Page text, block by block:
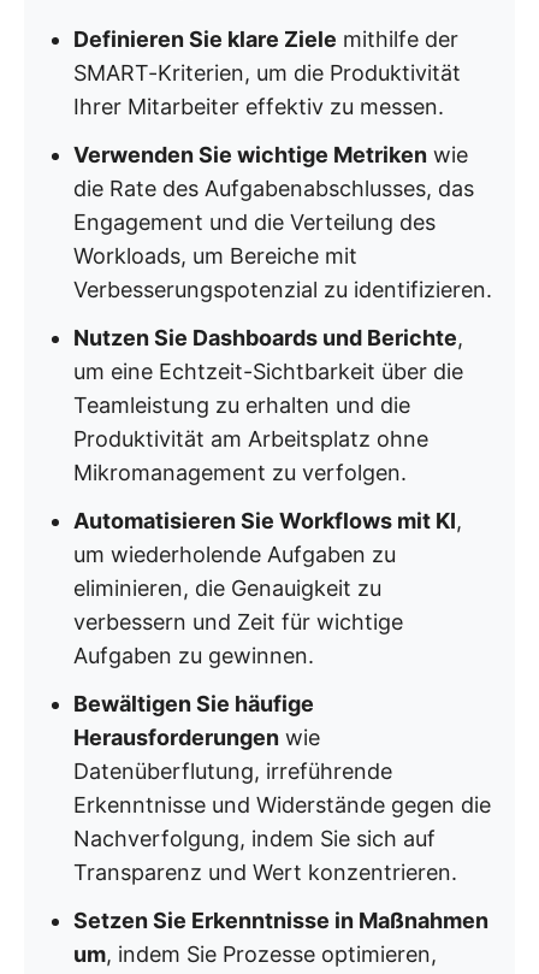
Definieren Sie klare Ziele mithilfe der
SMART-Kriterien, um die Produktivität
Ihrer Mitarbeiter effektiv zu messen.
Verwenden Sie wichtige Metriken wie
die Rate des Aufgabenabschlusses, das
Engagement und die Verteilung des
Workloads, um Bereiche mit
Verbesserungspotenzial zu identifizieren.
Nutzen Sie Dashboards und Berichte,
um eine Echtzeit-Sichtbarkeit über die
Teamleistung zu erhalten und die
Produktivität am Arbeitsplatz ohne
Mikromanagement zu verfolgen.
Automatisieren Sie Workflows mit KI,
um wiederholende Aufgaben zu
eliminieren, die Genauigkeit zu
verbessern und Zeit für wichtige
Aufgaben zu gewinnen.
Bewältigen Sie häufige
Herausforderungen wie
Datenüberflutung, irreführende
Erkenntnisse und Widerstände gegen die
Nachverfolgung, indem Sie sich auf
Transparenz und Wert konzentrieren.
Setzen Sie Erkenntnisse in Maßnahmen
um, indem Sie Prozesse optimieren,